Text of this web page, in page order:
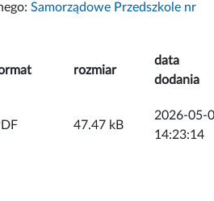
Samorządowe Przedszkole nr
rozmiar
data
dodania
ZAŁĄCZNIK47.47 kB
2026-05-
14:23:14